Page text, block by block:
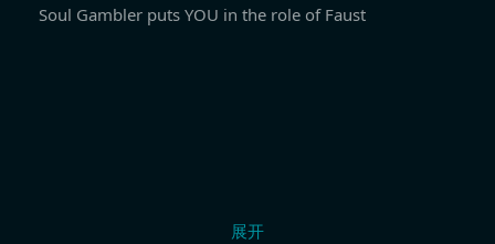
Soul Gambler puts YOU in the role of Faust
展开